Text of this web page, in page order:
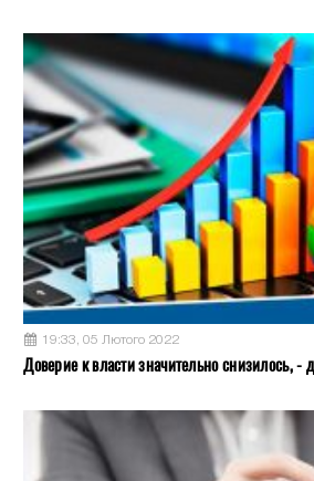
19:33, 05 Лютого 2022
Доверие к власти значительно снизилось, -